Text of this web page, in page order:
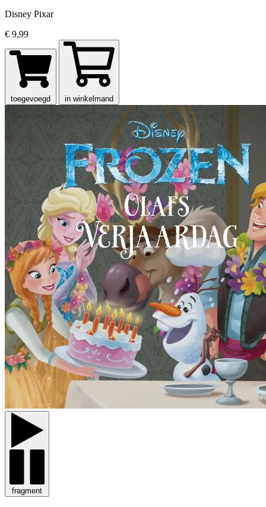
Disney Pixar
€ 9,99
toegevoegd in winkelmand
fragment